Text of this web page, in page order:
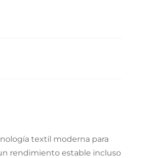
textil moderna para
rendimiento estable incluso